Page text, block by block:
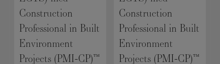
Construction
Professional in Built
Environment
Projects (PMI-CP)™
Construction
Professional in Built
Environment
Projects (PMI-CP)™